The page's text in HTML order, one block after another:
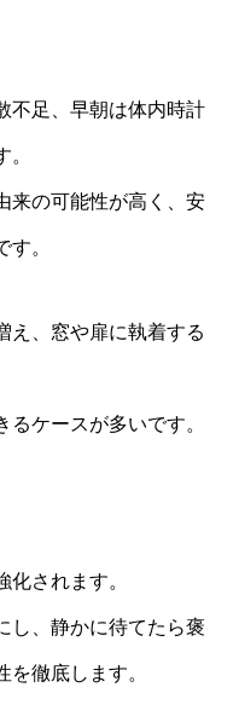
不足、早朝は体内時計
来の可能性が高く、安
。
え、窓や扉に執着する
ケースが多いです。
されます。
し、静かに待てたら褒
徹底します。